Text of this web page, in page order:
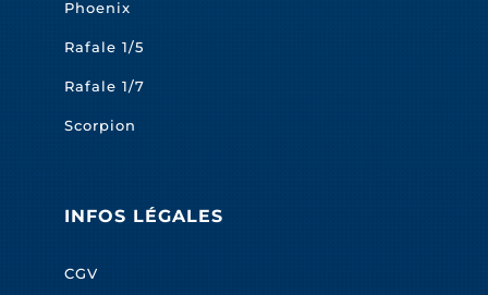
Phoenix
Rafale 1/5
Rafale 1/7
Scorpion
INFOS LÉGALES
CGV